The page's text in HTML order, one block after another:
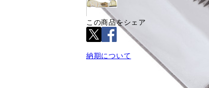
この商品をシェア
納期について